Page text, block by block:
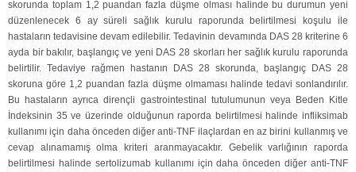
skorunda toplam 1,2 puandan fazla düşme olması halinde bu durumun yeni
düzenlenecek 6 ay süreli sağlık kurulu raporunda belirtilmesi koşulu ile
hastaların tedavisine devam edilebilir. Tedavinin devamında DAS 28 kriterine 6
ayda bir bakılır, başlangıç ve yeni DAS 28 skorları her sağlık kurulu raporunda
belirtilir. Tedaviye rağmen hastanın DAS 28 skorunda, başlangıç DAS 28
skoruna göre 1,2 puandan fazla düşme olmaması halinde tedavi sonlandırılır.
Bu hastaların ayrıca dirençli gastrointestinal tutulumunun veya Beden Kitle
İndeksinin 35 ve üzerinde olduğunun raporda belirtilmesi halinde infliksimab
kullanımı için daha önceden diğer anti-TNF ilaçlardan en az birini kullanmış ve
cevap alınamamış olma kriteri aranmayacaktır. Gebelik varlığının raporda
belirtilmesi halinde sertolizumab kullanımı için daha önceden diğer anti-TNF